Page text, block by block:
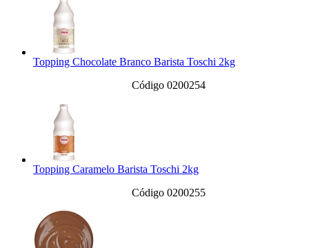
Topping Chocolate Branco Barista Toschi 2kg
Código 0200254
Topping Caramelo Barista Toschi 2kg
Código 0200255